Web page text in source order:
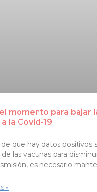
momento para bajar
la Covid-19
de que hay datos positivos
las vacunas para
es necesario
»